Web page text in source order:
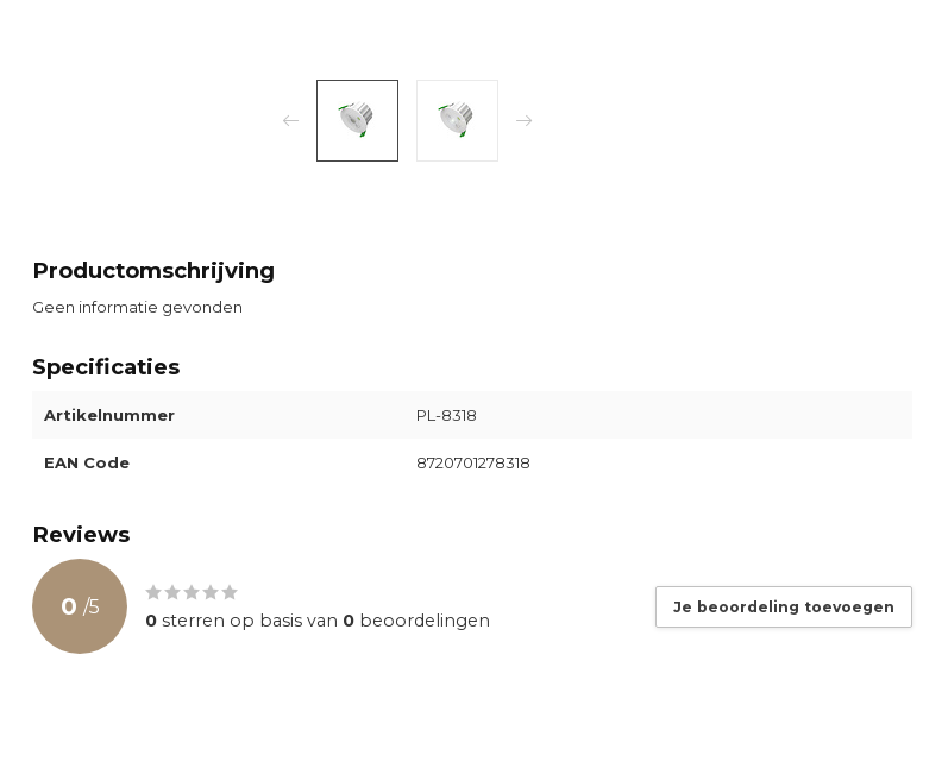
Productomschrijving
Geen informatie gevonden
Specificaties
Artikelnummer PL-8318
EAN Code 8720701278318
Reviews
0 /5
0 sterren op basis van 0 beoordelingen
Je beoordeling toevoegen